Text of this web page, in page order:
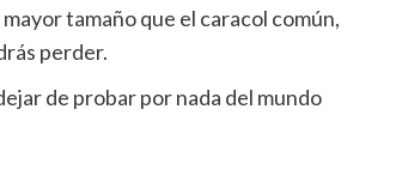
tamaño que el caracol común,
perder.
de probar por nada del mundo